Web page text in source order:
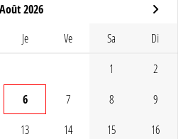
Août 2026
Je Ve Sa Di
1 2
6 7 8 9
13 14 15 16